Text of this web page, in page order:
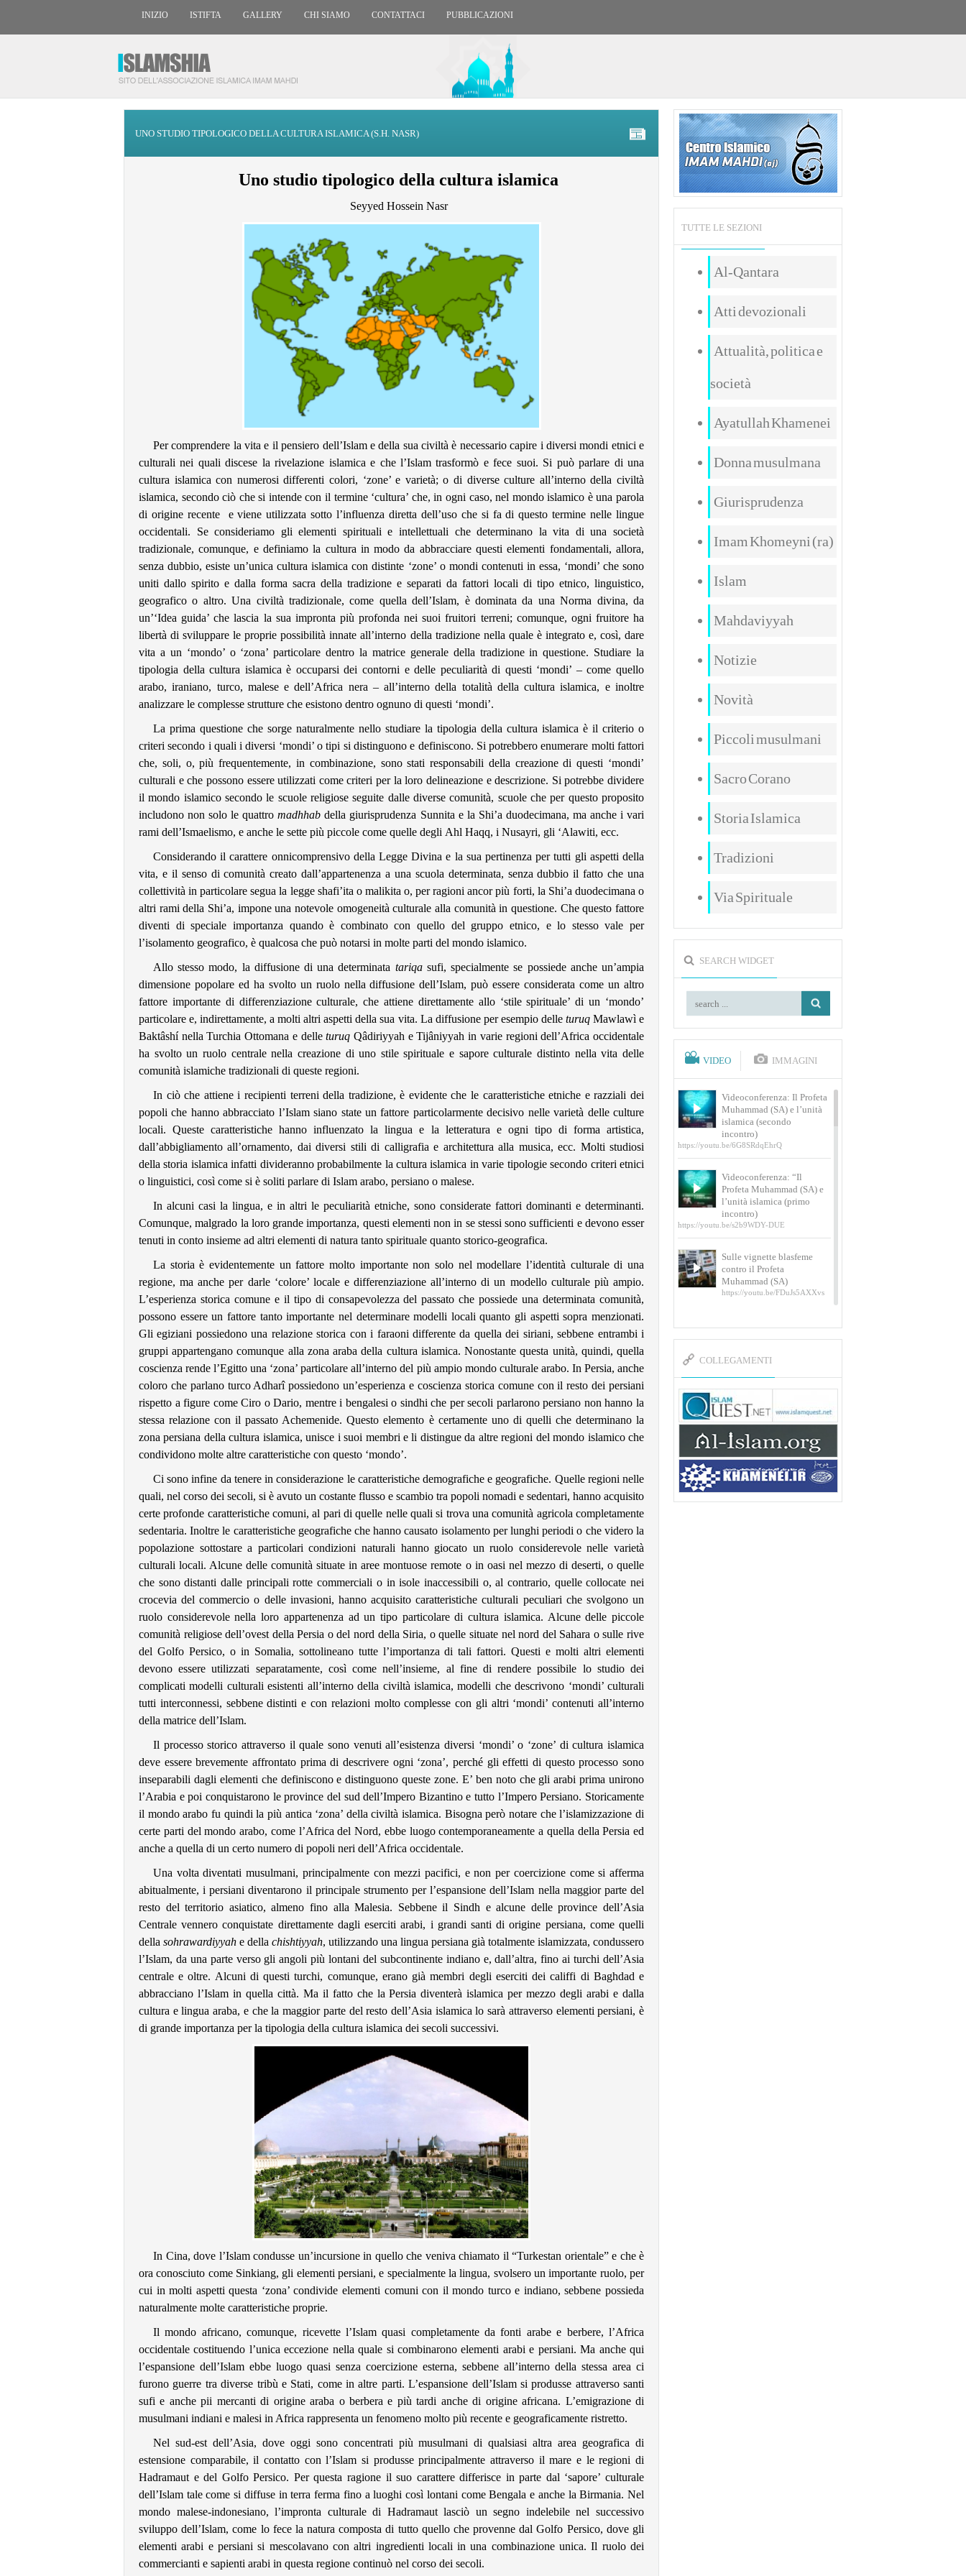
INIZIO ISTIFTA GALLERY CHI SIAMO CONTATTACI PUBBLICAZIONI
UNO STUDIO TIPOLOGICO DELLA CULTURA ISLAMICA (S.H. NASR)
Uno studio tipologico della cultura islamica
Seyyed Hossein Nasr
Per comprendere la vita e il pensiero dell’Islam e della sua civiltà è necessario capire i diversi mondi etnici e
culturali nei quali discese la rivelazione islamica e che l’Islam trasformò e fece suoi. Si può parlare di una
cultura islamica con numerosi differenti colori, ‘zone’ e varietà; o di diverse culture all’interno della civiltà
islamica, secondo ciò che si intende con il termine ‘cultura’ che, in ogni caso, nel mondo islamico è una parola
di origine recente e viene utilizzata sotto l’influenza diretta dell’uso che si fa di questo termine nelle lingue
occidentali. Se consideriamo gli elementi spirituali e intellettuali che determinano la vita di una società
tradizionale, comunque, e definiamo la cultura in modo da abbracciare questi elementi fondamentali, allora,
senza dubbio, esiste un’unica cultura islamica con distinte ‘zone’ o mondi contenuti in essa, ‘mondi’ che sono
uniti dallo spirito e dalla forma sacra della tradizione e separati da fattori locali di tipo etnico, linguistico,
geografico o altro. Una civiltà tradizionale, come quella dell’Islam, è dominata da una Norma divina, da
un’‘Idea guida’ che lascia la sua impronta più profonda nei suoi fruitori terreni; comunque, ogni fruitore ha
libertà di sviluppare le proprie possibilità innate all’interno della tradizione nella quale è integrato e, così, dare
vita a un ‘mondo’ o ‘zona’ particolare dentro la matrice generale della tradizione in questione. Studiare la
tipologia della cultura islamica è occuparsi dei contorni e delle peculiarità di questi ‘mondi’ – come quello
arabo, iraniano, turco, malese e dell’Africa nera – all’interno della totalità della cultura islamica, e inoltre
analizzare le complesse strutture che esistono dentro ognuno di questi ‘mondi’.
La prima questione che sorge naturalmente nello studiare la tipologia della cultura islamica è il criterio o
criteri secondo i quali i diversi ‘mondi’ o tipi si distinguono e definiscono. Si potrebbero enumerare molti fattori
che, soli, o, più frequentemente, in combinazione, sono stati responsabili della creazione di questi ‘mondi’
culturali e che possono essere utilizzati come criteri per la loro delineazione e descrizione. Si potrebbe dividere
il mondo islamico secondo le scuole religiose seguite dalle diverse comunità, scuole che per questo proposito
includono non solo le quattromadhhab della giurisprudenza Sunnita e la Shi’a duodecimana, ma anche i vari
rami dell’Ismaelismo, e anche le sette più piccole come quelle degli Ahl Haqq, i Nusayri, gli ‘Alawiti, ecc.
Considerando il carattere onnicomprensivo della Legge Divina e la sua pertinenza per tutti gli aspetti della
vita, e il senso di comunità creato dall’appartenenza a una scuola determinata, senza dubbio il fatto che una
collettività in particolare segua la legge shafi’ita o malikita o, per ragioni ancor più forti, la Shi’a duodecimana o
altri rami della Shi’a, impone una notevole omogeneità culturale alla comunità in questione. Che questo fattore
diventi di speciale importanza quando è combinato con quello del gruppo etnico, e lo stesso vale per
l’isolamento geografico, è qualcosa che può notarsi in molte parti del mondo islamico.
Allo stesso modo, la diffusione di una determinata tariqasufi, specialmente se possiede anche un’ampia
dimensione popolare ed ha svolto un ruolo nella diffusione dell’Islam, può essere considerata come un altro
fattore importante di differenziazione culturale, che attiene direttamente allo ‘stile spirituale’ di un ‘mondo’
particolare e, indirettamente, a molti altri aspetti della sua vita. La diffusione per esempio delle turuqMawlawì e
Baktâshí nella Turchia Ottomana e delleturuq Qâdiriyyah e Tijâniyyah in varie regioni dell’Africa occidentale
ha svolto un ruolo centrale nella creazione di uno stile spirituale e sapore culturale distinto nella vita delle
comunità islamiche tradizionali di queste regioni.
In ciò che attiene i recipienti terreni della tradizione, è evidente che le caratteristiche etniche e razziali dei
popoli che hanno abbracciato l’Islam siano state un fattore particolarmente decisivo nelle varietà delle culture
locali. Queste caratteristiche hanno influenzato la lingua e la letteratura e ogni tipo di forma artistica,
dall’abbigliamento all’ornamento, dai diversi stili di calligrafia e architettura alla musica, ecc. Molti studiosi
della storia islamica infatti divideranno probabilmente la cultura islamica in varie tipologie secondo criteri etnici
o linguistici, così come si è soliti parlare di Islam arabo, persiano o malese.
In alcuni casi la lingua, e in altri le peculiarità etniche, sono considerate fattori dominanti e determinanti.
Comunque, malgrado la loro grande importanza, questi elementi non in se stessi sono sufficienti e devono esser
tenuti in conto insieme ad altri elementi di natura tanto spirituale quanto storico-geografica.
La storia è evidentemente un fattore molto importante non solo nel modellare l’identità culturale di una
regione, ma anche per darle ‘colore’ locale e differenziazione all’interno di un modello culturale più ampio.
L’esperienza storica comune e il tipo di consapevolezza del passato che possiede una determinata comunità,
possono essere un fattore tanto importante nel determinare modelli locali quanto gli aspetti sopra menzionati.
Gli egiziani possiedono una relazione storica con i faraoni differente da quella dei siriani, sebbene entrambi i
gruppi appartengano comunque alla zona araba della cultura islamica. Nonostante questa unità, quindi, quella
coscienza rende l’Egitto una ‘zona’ particolare all’interno del più ampio mondo culturale arabo. In Persia, anche
coloro che parlano turco Adharî possiedono un’esperienza e coscienza storica comune con il resto dei persiani
rispetto a figure come Ciro o Dario, mentre i bengalesi o sindhi che per secoli parlarono persiano non hanno la
stessa relazione con il passato Achemenide. Questo elemento è certamente uno di quelli che determinano la
zona persiana della cultura islamica, unisce i suoi membri e li distingue da altre regioni del mondo islamico che
condividono molte altre caratteristiche con questo ‘mondo’.
Ci sono infine da tenere in considerazione le caratteristiche demografiche e geografiche. Quelle regioni nelle
quali, nel corso dei secoli, si è avuto un costante flusso e scambio tra popoli nomadi e sedentari, hanno acquisito
certe profonde caratteristiche comuni, al pari di quelle nelle quali si trova una comunità agricola completamente
sedentaria. Inoltre le caratteristiche geografiche che hanno causato isolamento per lunghi periodi o che videro la
popolazione sottostare a particolari condizioni naturali hanno giocato un ruolo considerevole nelle varietà
culturali locali. Alcune delle comunità situate in aree montuose remote o in oasi nel mezzo di deserti, o quelle
che sono distanti dalle principali rotte commerciali o in isole inaccessibili o, al contrario, quelle collocate nei
crocevia del commercio o delle invasioni, hanno acquisito caratteristiche culturali peculiari che svolgono un
ruolo considerevole nella loro appartenenza ad un tipo particolare di cultura islamica. Alcune delle piccole
comunità religiose dell’ovest della Persia o del nord della Siria, o quelle situate nel nord del Sahara o sulle rive
del Golfo Persico, o in Somalia, sottolineano tutte l’importanza di tali fattori. Questi e molti altri elementi
devono essere utilizzati separatamente, così come nell’insieme, al fine di rendere possibile lo studio dei
complicati modelli culturali esistenti all’interno della civiltà islamica, modelli che descrivono ‘mondi’ culturali
tutti interconnessi, sebbene distinti e con relazioni molto complesse con gli altri ‘mondi’ contenuti all’interno
della matrice dell’Islam.
Il processo storico attraverso il quale sono venuti all’esistenza diversi ‘mondi’ o ‘zone’ di cultura islamica
deve essere brevemente affrontato prima di descrivere ogni ‘zona’, perché gli effetti di questo processo sono
inseparabili dagli elementi che definiscono e distinguono queste zone. E’ ben noto che gli arabi prima unirono
l’Arabia e poi conquistarono le province del sud dell’Impero Bizantino e tutto l’Impero Persiano. Storicamente
il mondo arabo fu quindi la più antica ‘zona’ della civiltà islamica. Bisogna però notare che l’islamizzazione di
certe parti del mondo arabo, come l’Africa del Nord, ebbe luogo contemporaneamente a quella della Persia ed
anche a quella di un certo numero di popoli neri dell’Africa occidentale.
Una volta diventati musulmani, principalmente con mezzi pacifici, e non per coercizione come si afferma
abitualmente, i persiani diventarono il principale strumento per l’espansione dell’Islam nella maggior parte del
resto del territorio asiatico, almeno fino alla Malesia. Sebbene il Sindh e alcune delle province dell’Asia
Centrale vennero conquistate direttamente dagli eserciti arabi, i grandi santi di origine persiana, come quelli
della sohrawardiyyah e della chishtiyyah, utilizzando una lingua persiana già totalmente islamizzata, condussero
l’Islam, da una parte verso gli angoli più lontani del subcontinente indiano e, dall’altra, fino ai turchi dell’Asia
centrale e oltre. Alcuni di questi turchi, comunque, erano già membri degli eserciti dei califfi di Baghdad e
abbracciano l’Islam in quella città. Ma il fatto che la Persia diventerà islamica per mezzo degli arabi e dalla
cultura e lingua araba, e che la maggior parte del resto dell’Asia islamica lo sarà attraverso elementi persiani, è
di grande importanza per la tipologia della cultura islamica dei secoli successivi.
In Cina, dove l’Islam condusse un’incursione in quello che veniva chiamato il “Turkestan orientale” e che è
ora conosciuto come Sinkiang, gli elementi persiani, e specialmente la lingua, svolsero un importante ruolo, per
cui in molti aspetti questa ‘zona’ condivide elementi comuni con il mondo turco e indiano, sebbene possieda
naturalmente molte caratteristiche proprie.
Il mondo africano, comunque, ricevette l’Islam quasi completamente da fonti arabe e berbere, l’Africa
occidentale costituendo l’unica eccezione nella quale si combinarono elementi arabi e persiani. Ma anche qui
l’espansione dell’Islam ebbe luogo quasi senza coercizione esterna, sebbene all’interno della stessa area ci
furono guerre tra diverse tribù e Stati, come in altre parti. L’espansione dell’Islam si produsse attraverso santi
sufi e anche pii mercanti di origine araba o berbera e più tardi anche di origine africana. L’emigrazione di
musulmani indiani e malesi in Africa rappresenta un fenomeno molto più recente e geograficamente ristretto.
Nel sud-est dell’Asia, dove oggi sono concentrati più musulmani di qualsiasi altra area geografica di
estensione comparabile, il contatto con l’Islam si produsse principalmente attraverso il mare e le regioni di
Hadramaut e del Golfo Persico. Per questa ragione il suo carattere differisce in parte dal ‘sapore’ culturale
dell’Islam tale come si diffuse in terra ferma fino a luoghi così lontani come Bengala e anche la Birmania. Nel
mondo malese-indonesiano, l’impronta culturale di Hadramaut lasciò un segno indelebile nel successivo
sviluppo dell’Islam, come lo fece la natura composta di tutto quello che provenne dal Golfo Persico, dove gli
elementi arabi e persiani si mescolavano con altri ingredienti locali in una combinazione unica. Il ruolo dei
commercianti e sapienti arabi in questa regione continuò nel corso dei secoli.
TUTTE LE SEZIONI
Al-Qantara
Atti devozionali
Attualità, politica e
società
Ayatullah Khamenei
Donna musulmana
Giurisprudenza
Imam Khomeyni (ra)
Islam
Mahdaviyyah
Notizie
Novità
Piccoli musulmani
Sacro Corano
Storia Islamica
Tradizioni
Via Spirituale
SEARCH WIDGET
VIDEO IMMAGINI
Videoconferenza: Il Profeta
Muhammad (SA) e l’unità
islamica (secondo
incontro)
https://youtu.be/6G8SRdqEhrQ
Videoconferenza: “Il
Profeta Muhammad (SA) e
l’unità islamica (primo
incontro)
https://youtu.be/s2b9WDY-DUE
Sulle vignette blasfeme
contro il Profeta
Muhammad (SA)
https://youtu.be/FDuJs5AXXvs
Mahdi al-Muhandis
v=YAYpusvkUZk&t=26s
L’Abluzione rituale (wudu)
secondo l’Imam Alì e
l’Imam Khomeini
https://www.youtube.com/watch?
v=p3sOpOgK7cU
I ricordi dell’incontro con
Qassem Soleimani della
figlia di un martire
https://www.youtube.com/watch?
COLLEGAMENTI